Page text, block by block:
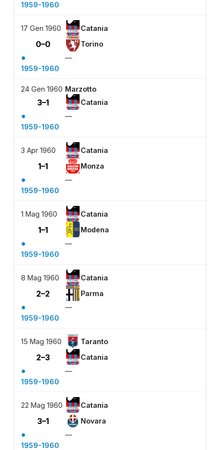
1959-1960
17 Gen 1960 Catania
0–0 Torino
●
—
1959-1960
24 Gen 1960 Marzotto
3–1 Catania
●
—
1959-1960
3 Apr 1960 Catania
1–1 Monza
●
—
1959-1960
1 Mag 1960 Catania
1–1 Modena
●
—
1959-1960
8 Mag 1960 Catania
2–2 Parma
●
—
1959-1960
15 Mag 1960 Taranto
2–3 Catania
●
—
1959-1960
22 Mag 1960 Catania
3–1 Novara
●
—
1959-1960